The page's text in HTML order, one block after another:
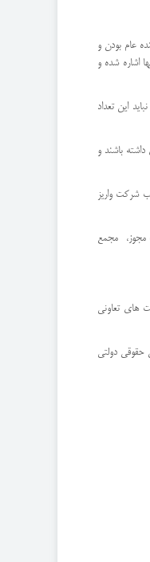
عام بودن و
اشاره شده و
نباید این تعداد
باشند و
درصد نیز به عنوان تعاون و آموزش در حساب شرکت واریز
مجوز، مجمع
های تعاونی
حقوقی دولتی